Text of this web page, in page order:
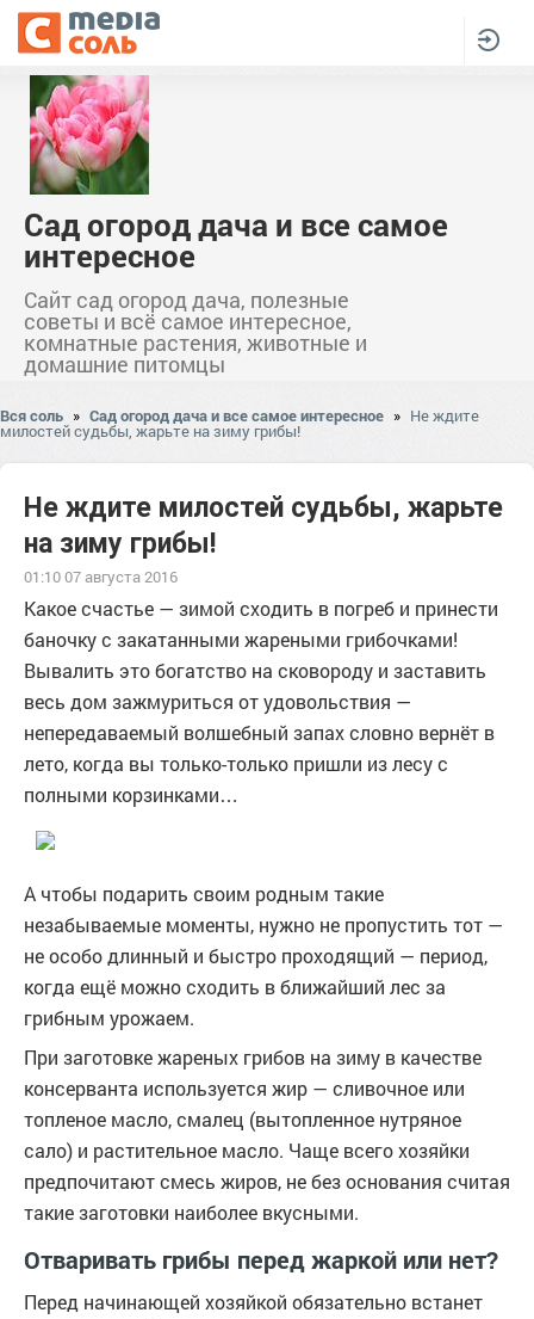
Сад огород дача и все самое
интересное
Сайт сад огород дача, полезные
советы и всё самое интересное,
комнатные растения, животные и
домашние питомцы
Вся соль » Сад огород дача и все самое интересное » Не ждите
милостей судьбы, жарьте на зиму грибы!
Не ждите милостей судьбы, жарьте
на зиму грибы!
01:10 07 августа 2016
Какое счастье — зимой сходить в погреб и принести
баночку с закатанными жареными грибочками!
Вывалить это богатство на сковороду и заставить
весь дом зажмуриться от удовольствия —
непередаваемый волшебный запах словно вернёт в
лето, когда вы только-только пришли из лесу с
полными корзинками…
А чтобы подарить своим родным такие
незабываемые моменты, нужно не пропустить тот —
не особо длинный и быстро проходящий — период,
когда ещё можно сходить в ближайший лес за
грибным урожаем.
При заготовке жареных грибов на зиму в качестве
консерванта используется жир — сливочное или
топленое масло, смалец (вытопленное нутряное
сало) и растительное масло. Чаще всего хозяйки
предпочитают смесь жиров, не без основания считая
такие заготовки наиболее вкусными.
Отваривать грибы перед жаркой или нет?
Перед начинающей хозяйкой обязательно встанет